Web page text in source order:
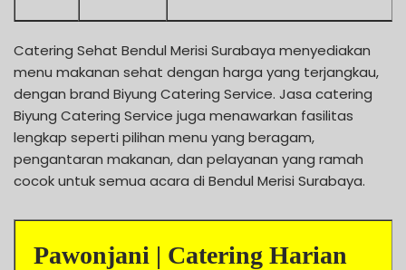
Catering Sehat Bendul Merisi Surabaya menyediakan
menu makanan sehat dengan harga yang terjangkau,
dengan brand Biyung Catering Service. Jasa catering
Biyung Catering Service juga menawarkan fasilitas
lengkap seperti pilihan menu yang beragam,
pengantaran makanan, dan pelayanan yang ramah
cocok untuk semua acara di Bendul Merisi Surabaya.
Pawonjani | Catering Harian